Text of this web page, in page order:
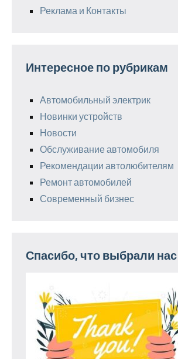
Реклама и Контакты
Интересное по рубрикам
Автомобильный электрик
Новинки устройств
Новости
Обслуживание автомобиля
Рекомендации автолюбителям
Ремонт автомобилей
Современный бизнес
Спасибо, что выбрали нас